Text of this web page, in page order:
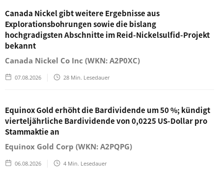
Canada Nickel gibt weitere Ergebnisse aus
Explorationsbohrungen sowie die bislang
hochgradigsten Abschnitte im Reid-Nickelsulfid-Projekt
bekannt
Canada Nickel Co Inc (WKN: A2P0XC)
07.08.2026 28 Min. Lesedauer
Equinox Gold erhöht die Bardividende um 50 %; kündigt
vierteljährliche Bardividende von 0,0225 US-Dollar pro
Stammaktie an
Equinox Gold Corp (WKN: A2PQPG)
06.08.2026 4 Min. Lesedauer